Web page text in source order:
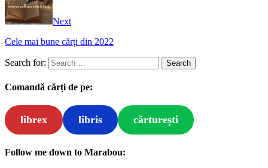
Next
Cele mai bune cărți din 2022
Search for:
Comandă cărți de pe:
librex libris cărturești
Follow me down to Marabou: